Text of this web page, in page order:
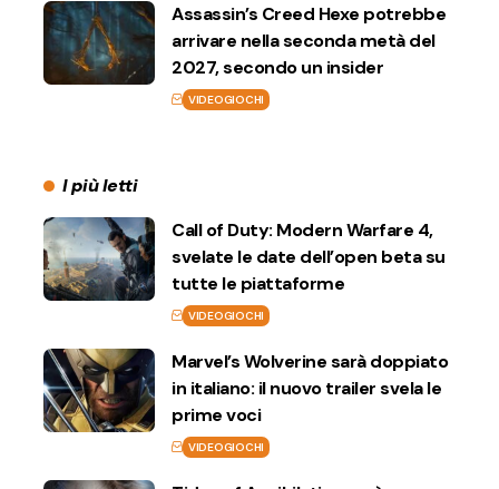
Assassin’s Creed Hexe potrebbe
arrivare nella seconda metà del
2027, secondo un insider
VIDEOGIOCHI
I più letti
Call of Duty: Modern Warfare 4,
svelate le date dell’open beta su
tutte le piattaforme
VIDEOGIOCHI
Marvel’s Wolverine sarà doppiato
in italiano: il nuovo trailer svela le
prime voci
VIDEOGIOCHI